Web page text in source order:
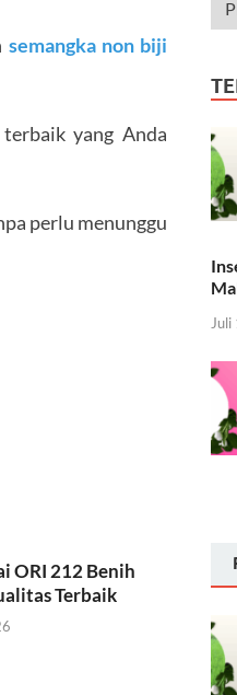
semangka non biji
yang Anda
perlu menunggu
ORI 212 Benih
Terbaik
Juli